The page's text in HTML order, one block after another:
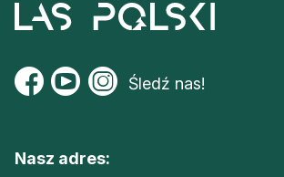
Śledź nas!
Nasz adres: